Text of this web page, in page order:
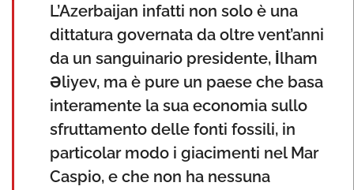
L’Azerbaijan infatti non solo è una
dittatura governata da oltre vent’anni
da un sanguinario presidente, İlham
Əliyev, ma è pure un paese che basa
interamente la sua economia sullo
sfruttamento delle fonti fossili, in
particolar modo i giacimenti nel Mar
Caspio, e che non ha nessuna